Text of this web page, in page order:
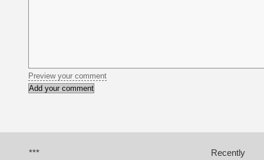
Preview your comment
*** Recently